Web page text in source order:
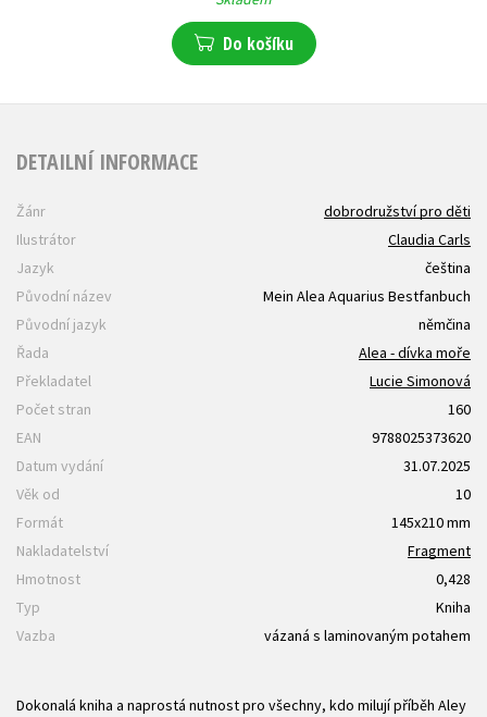
Do košíku
DETAILNÍ INFORMACE
Žánr
dobrodružství pro děti
Ilustrátor
Claudia Carls
Jazyk
čeština
Původní název
Mein Alea Aquarius Bestfanbuch
Původní jazyk
němčina
Řada
Alea - dívka moře
Překladatel
Lucie Simonová
Počet stran
160
EAN
9788025373620
Datum vydání
31.07.2025
Věk od
10
Formát
145x210 mm
Nakladatelství
Fragment
Hmotnost
0,428
Typ
Kniha
Vazba
vázaná s laminovaným potahem
Dokonalá kniha a naprostá nutnost pro všechny, kdo milují příběh Aley